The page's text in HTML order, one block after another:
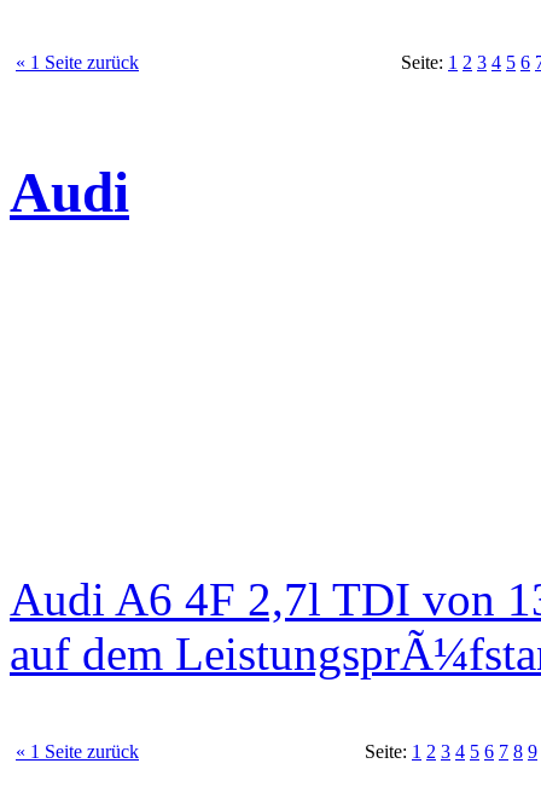
« 1 Seite zurück Seite: 1 2 3 4 5 6
Audi
Audi A6 4F 2,7l TDI von
auf dem
« 1 Seite zurück Seite: 1 2 3 4 5 6 7 8 9